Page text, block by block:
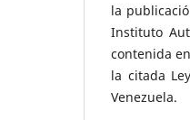
la
Instituto
contenida
la citada
Venezuela.